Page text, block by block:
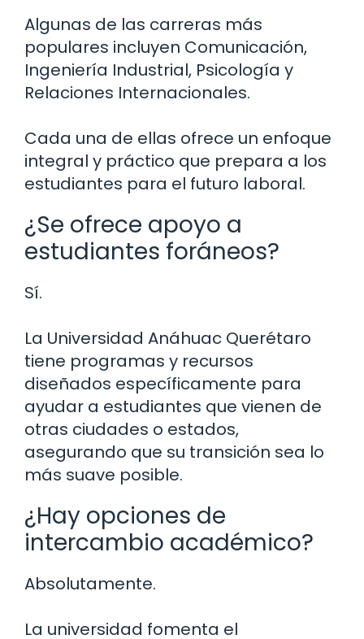
Algunas de las carreras más
populares incluyen Comunicación,
Ingeniería Industrial, Psicología y
Relaciones Internacionales.
Cada una de ellas ofrece un enfoque
integral y práctico que prepara a los
estudiantes para el futuro laboral.
¿Se ofrece apoyo a
estudiantes foráneos?
Sí.
La Universidad Anáhuac Querétaro
tiene programas y recursos
diseñados específicamente para
ayudar a estudiantes que vienen de
otras ciudades o estados,
asegurando que su transición sea lo
más suave posible.
¿Hay opciones de
intercambio académico?
Absolutamente.
La universidad fomenta el